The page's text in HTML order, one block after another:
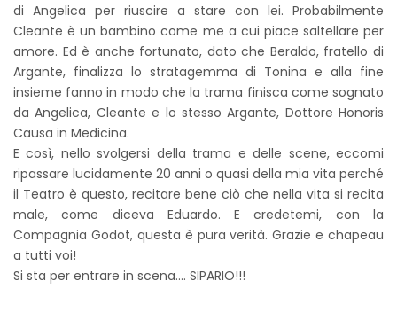
di Angelica per riuscire a stare con lei. Probabilmente
Cleante è un bambino come me a cui piace saltellare per
amore. Ed è anche fortunato, dato che Beraldo, fratello di
Argante, finalizza lo stratagemma di Tonina e alla fine
insieme fanno in modo che la trama finisca come sognato
da Angelica, Cleante e lo stesso Argante, Dottore Honoris
Causa in Medicina.
E così, nello svolgersi della trama e delle scene, eccomi
ripassare lucidamente 20 anni o quasi della mia vita perché
il Teatro è questo, recitare bene ciò che nella vita si recita
male, come diceva Eduardo. E credetemi, con la
Compagnia Godot, questa è pura verità. Grazie e chapeau
a tutti voi!
Si sta per entrare in scena.... SIPARIO!!!